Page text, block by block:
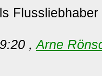
,Arne